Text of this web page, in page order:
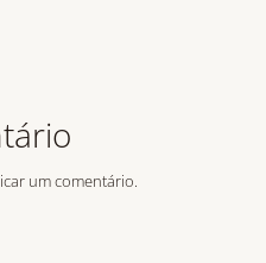
um comentário.